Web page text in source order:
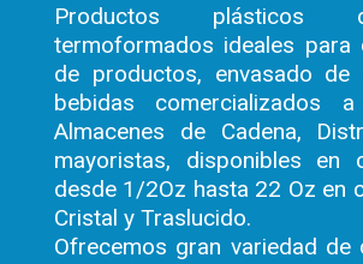
Productos plásticos
termoformados ideales para
de productos, envasado de
bebidas comercializados
Almacenes de Cadena,
mayoristas, disponibles en
desde 1/2Oz hasta 22 Oz en
Cristal y Traslucido.
Ofrecemos gran variedad de